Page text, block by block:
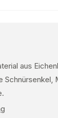
aus
Schnürsenkel,